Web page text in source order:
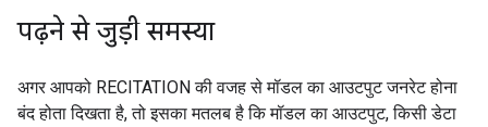
पढ़ने से जुड़ी समस्या
अगर आपको RECITATION की वजह से मॉडल का आउटपुट जनरेट होना
बंद होता दिखता है, तो इसका मतलब है कि मॉडल का आउटपुट, किसी डेटा